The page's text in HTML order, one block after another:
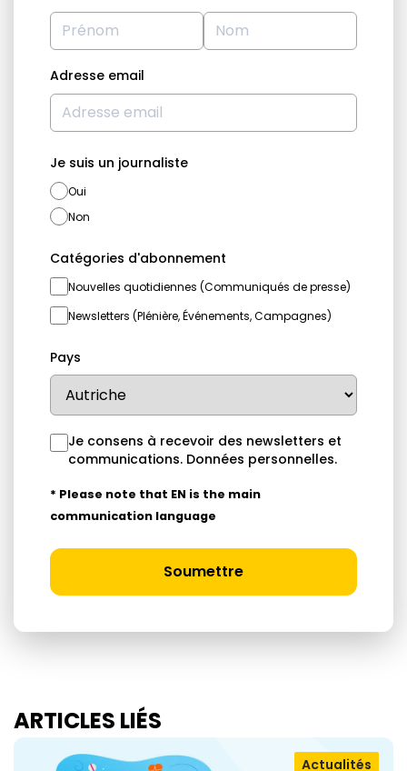
Adresse email
Je suis un journaliste
Oui
Non
Catégories d'abonnement
Nouvelles quotidiennes (Communiqués de presse)
Newsletters (Plénière, Événements, Campagnes)
Pays
Je consens à recevoir des newsletters et
communications. Données personnelles.
* Please note that EN is the main
communication language
Soumettre
ARTICLES LIÉS
Actualités